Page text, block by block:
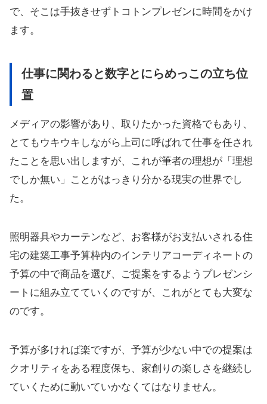
で、そこは手抜きせずトコトンプレゼンに時間をかけ
ます。
仕事に関わると数字とにらめっこの立ち位
置
メディアの影響があり、取りたかった資格でもあり、
とてもウキウキしながら上司に呼ばれて仕事を任され
たことを思い出しますが、これが筆者の理想が「理想
でしか無い」ことがはっきり分かる現実の世界でし
た。
照明器具やカーテンなど、お客様がお支払いされる住
宅の建築工事予算枠内のインテリアコーディネートの
予算の中で商品を選び、ご提案をするようプレゼンシ
ートに組み立てていくのですが、これがとても大変な
のです。
予算が多ければ楽ですが、予算が少ない中での提案は
クオリティをある程度保ち、家創りの楽しさを継続し
ていくために動いていかなくてはなりません。